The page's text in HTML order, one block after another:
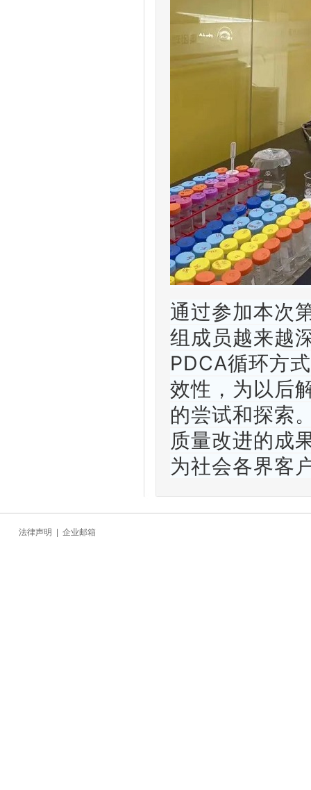
通过参加本次
组成员越来越
PDCA循环方
效性，为以后
的尝试和探索
质量改进的成
为社会各界客
法律声明 | 企业邮箱